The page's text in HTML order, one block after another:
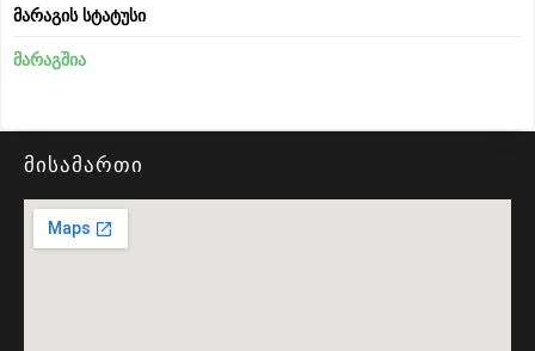
მარაგის სტატუსი
მარაგშია
მისამართი